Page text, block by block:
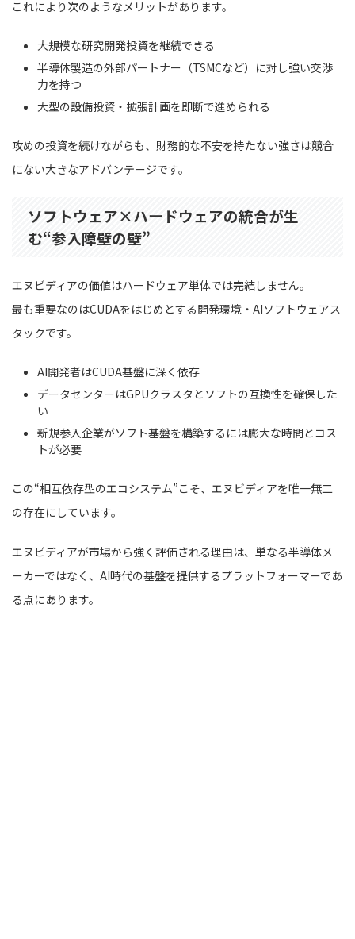
これにより次のようなメリットがあります。
大規模な研究開発投資を継続できる
半導体製造の外部パートナー（TSMCなど）に対し強い交渉
力を持つ
大型の設備投資・拡張計画を即断で進められる
攻めの投資を続けながらも、財務的な不安を持たない強さは競合
にない大きなアドバンテージです。
ソフトウェア×ハードウェアの統合が生
む“参入障壁の壁”
エヌビディアの価値はハードウェア単体では完結しません。
最も重要なのはCUDAをはじめとする開発環境・AIソフトウェアス
タックです。
AI開発者はCUDA基盤に深く依存
データセンターはGPUクラスタとソフトの互換性を確保した
い
新規参入企業がソフト基盤を構築するには膨大な時間とコス
トが必要
この“相互依存型のエコシステム”こそ、エヌビディアを唯一無二
の存在にしています。
エヌビディアが市場から強く評価される理由は、単なる半導体メ
ーカーではなく、AI時代の基盤を提供するプラットフォーマーであ
る点にあります。